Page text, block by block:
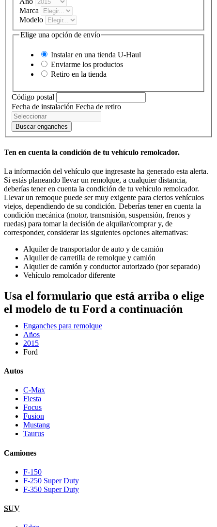
Marca
Modelo
Elige una opción de envío
Instalar en una tienda U-Haul
Enviarme los productos
Retiro en la tienda
Código postal
Fecha de instalación Fecha de retiro
Buscar enganches
Ten en cuenta la condición de tu vehículo remolcador.
La información del vehículo que ingresaste ha generado esta alerta.
Si estás planeando llevar un remolque, a cualquier distancia,
deberías tener en cuenta la condición de tu vehículo remolcador.
Llevar un remoque puede ser muy exigente para ciertos vehículos
viejos, dependiendo de su condición. Deberías tener en cuenta la
condición mecánica (motor, transmisión, suspensión, frenos y
ruedas) para tomar la decisión de alquilar/comprar y, de
corresponder, considerar las siguientes opciones alternativas:
Alquiler de transportador de auto y de camión
Alquiler de carretilla de remolque y camión
Alquiler de camión y conductor autorizado (por separado)
Vehículo remolcador diferente
Usa el formulario que está arriba o elige
el modelo de tu Ford a continuación
Enganches para remolque
Años
2015
Ford
Autos
C-Max
Fiesta
Focus
Fusion
Mustang
Taurus
Camiones
F-150
F-250 Super Duty
F-350 Super Duty
SUV